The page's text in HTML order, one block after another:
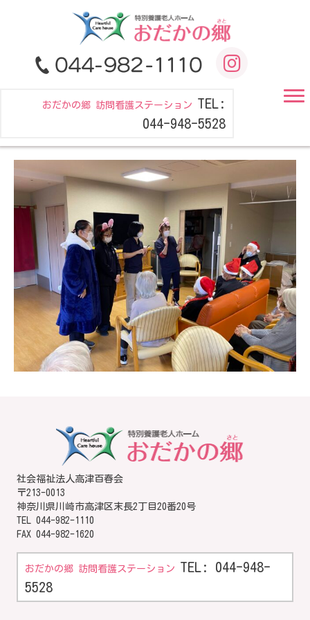
おだかの郷 訪問看護ステーション TEL:
044-948-5528
社会福祉法人高津百春会
〒213-0013
神奈川県川崎市高津区末長2丁目20番20号
TEL 044-982-1110
FAX 044-982-1620
おだかの郷 訪問看護ステーション TEL: 044-948-
5528